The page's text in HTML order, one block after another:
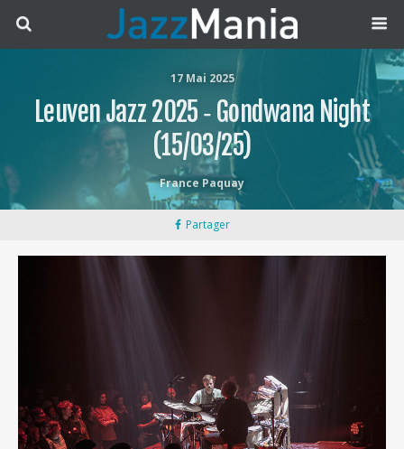
17 Mai 2025
Leuven Jazz 2025 ‐ Gondwana Night
(15/03/25)
France Paquay
Partager